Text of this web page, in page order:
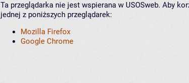
Ta przeglądarka nie jest wspierana w USOSweb. Aby
jednej z poniższych przeglądarek:
Mozilla Firefox
Google Chrome